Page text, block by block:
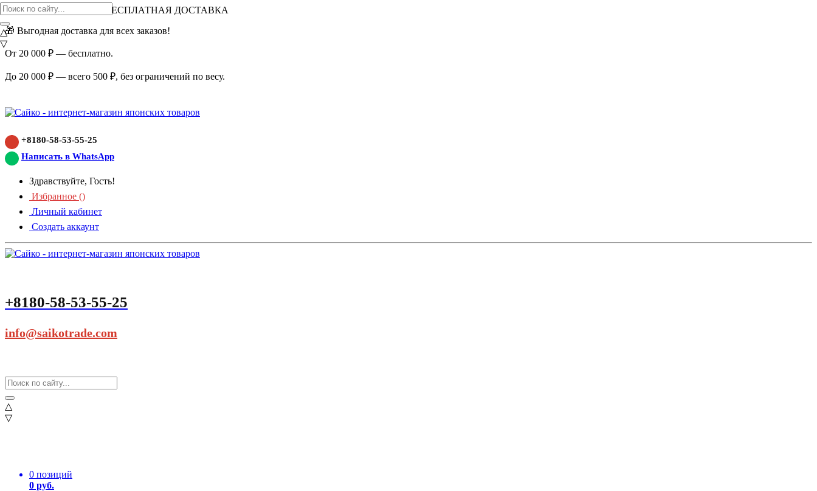
ВНИМАНИЕ АКЦИЯ!
БЕСПЛАТНАЯ ДОСТАВКА
🎁 Выгодная доставка для всех заказов!
От 20 000 ₽ — бесплатно.
До 20 000 ₽ — всего 500 ₽, без ограничений по весу.
+8180-58-53-55-25
Написать в WhatsApp
Здравствуйте, Гость!
Избранное ()
Личный кабинет
Создать аккаунт
+8180-58-53-55-25
info@saikotrade.com
△
▽
0 позиций
0 руб.
△
▽